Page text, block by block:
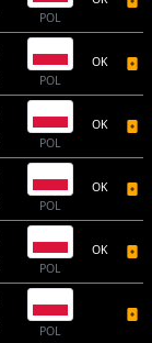
POL
POL
OK
POL
OK
POL
OK
POL
OK
POL